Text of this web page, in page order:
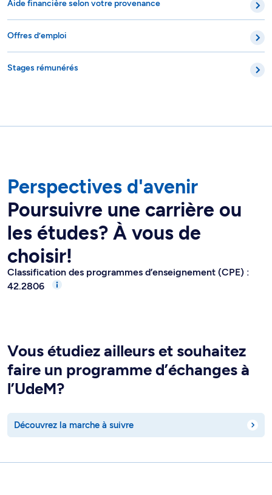
Aide financière selon votre provenance
Offres d’emploi
Stages rémunérés
Perspectives d'avenir
Poursuivre une carrière ou
les études? À vous de
choisir!
Classification des programmes d’enseignement (CPE) :
42.2806
Vous étudiez ailleurs et souhaitez
faire un programme d’échanges à
l’UdeM?
Découvrez la marche à suivre